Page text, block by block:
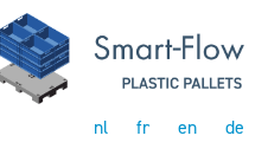
nl fr en de